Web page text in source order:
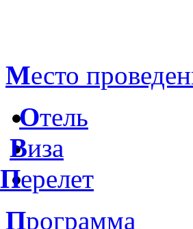
Место
Отель
Виза
Перелет
Программа